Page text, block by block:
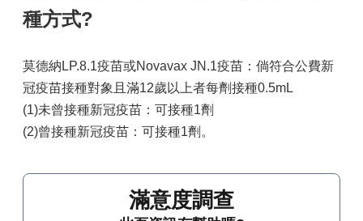
種方式?
莫德納LP.8.1疫苗或Novavax JN.1疫苗：倘符合公費新
冠疫苗接種對象且滿12歲以上者每劑接種0.5mL
(1)未曾接種新冠疫苗：可接種1劑
(2)曾接種新冠疫苗：可接種1劑。
滿意度調查